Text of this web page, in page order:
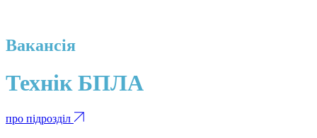
Вакансія
Технік БПЛА
про підрозділ